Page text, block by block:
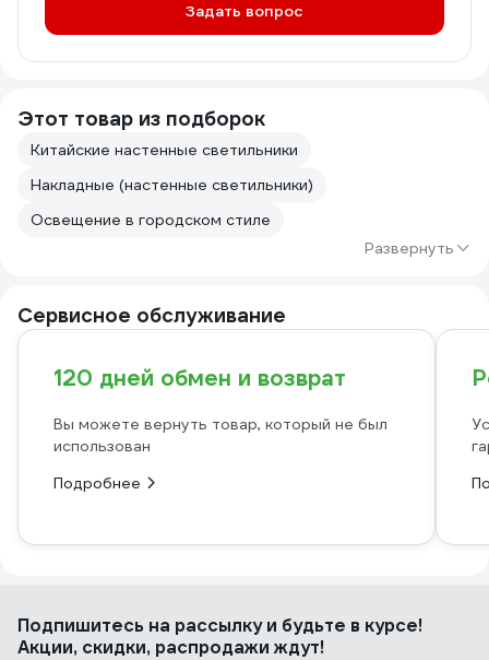
Задать вопрос
Этот товар из подборок
Китайские настенные светильники
Накладные (настенные светильники)
Освещение в городском стиле
Развернуть
Сервисное обслуживание
120 дней обмен и возврат
Вы можете вернуть товар, который не был
использован
Подробнее
Подпишитесь на рассылкуи будьте в курсе!
Акции, скидки, распродажи ждут!